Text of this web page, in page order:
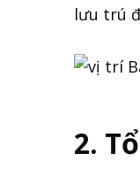
lưu trú
2.